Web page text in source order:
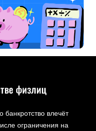
физлиц
влечёт
ограничения на